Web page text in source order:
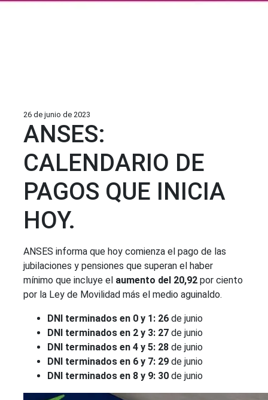
26 de junio de 2023
ANSES:
CALENDARIO DE
PAGOS QUE INICIA
HOY.
ANSES informa que hoy comienza el pago de las
jubilaciones y pensiones que superan el haber
mínimo que incluye el aumento del 20,92 por ciento
por la Ley de Movilidad más el medio aguinaldo.
DNI terminados en 0 y 1: 26 de junio
DNI terminados en 2 y 3: 27 de junio
DNI terminados en 4 y 5: 28 de junio
DNI terminados en 6 y 7: 29 de junio
DNI terminados en 8 y 9: 30 de junio